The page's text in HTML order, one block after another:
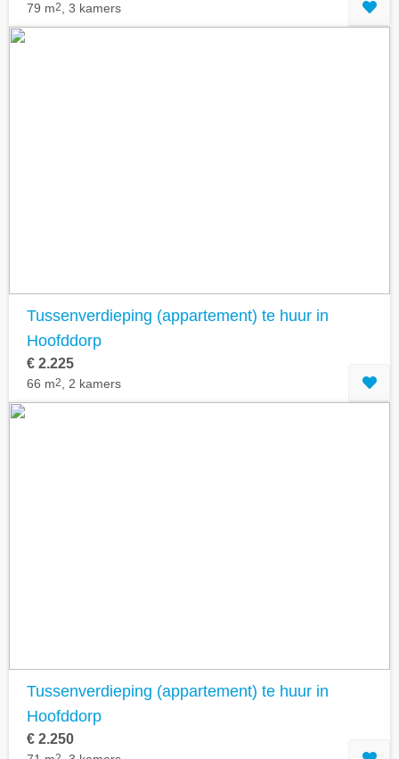
79 m2 , 3 kamers
Tussenverdieping (appartement) te huur in
Hoofddorp
€ 2.225
66 m2 , 2 kamers
Tussenverdieping (appartement) te huur in
Hoofddorp
€ 2.250